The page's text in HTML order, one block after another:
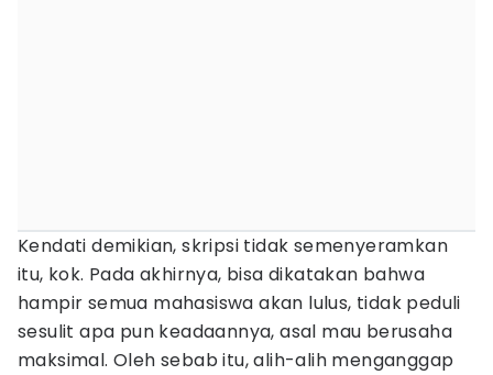
Kendati demikian, skripsi tidak semenyeramkan
itu, kok. Pada akhirnya, bisa dikatakan bahwa
hampir semua mahasiswa akan lulus, tidak peduli
sesulit apa pun keadaannya, asal mau berusaha
maksimal. Oleh sebab itu, alih-alih menganggap